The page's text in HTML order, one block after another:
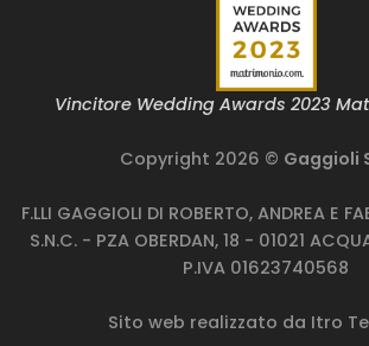
Vincitore Wedding Awards 2023
Copyright 2026 © Gaggioli
F.LLI GAGGIOLI DI ROBERTO, ANDREA E
S.N.C. - PZA OBERDAN, 18 - 01021
P.IVA 01623740568
Sito web realizzato da Itro